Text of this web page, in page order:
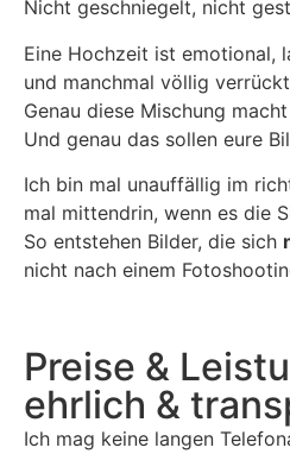
Nicht geschniegelt, nicht
Eine Hochzeit ist emotional,
und manchmal völlig
Genau diese Mischung
Und genau das sollen eure
Ich bin mal unauffällig im
mal mittendrin, wenn es die
So entstehen Bilder, die sich
nicht nach einem
Preise &
ehrlich &
Ich mag keine langen